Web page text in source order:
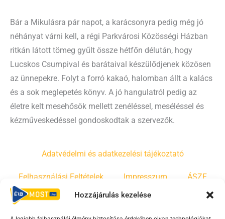
Hozzájárulás kezelése
Bár a Mikulásra pár napot, a karácsonyra pedig még jó
néhányat várni kell, a régi Parkvárosi Közösségi Házban
ritkán látott tömeg gyűlt össze hétfőn délután, hogy
Lucskos Csumpival és barátaival készülődjenek közösen
az ünnepekre. Folyt a forró kakaó, halomban állt a kalács
és a sok meglepetés könyv. A jó hangulatról pedig az
életre kelt mesehősök mellett zenéléssel, meséléssel és
kézműveskedéssel gondoskodtak a szervezők.
Adatvédelmi és adatkezelési tájékoztató
Felhasználási Feltételek Impresszum ÁSZF
Irányelvek Moderálási szabályzat